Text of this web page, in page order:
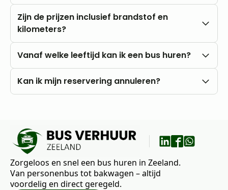
Nee, u rijdt altijd met onbeperkte kilometers.
Zijn de prijzen inclusief brandstof en
kilometers?
Onze prijzen zijn altijd inclusief btw en
eigen rekening.
Vanaf welke leeftijd kan ik een bus huren?
U kunt al vanaf 18 jaar bij ons huren, mits u in het
Kan ik mijn reservering annuleren?
ons te bespreken.
Zorgeloos en snel een bus huren in Zeeland.
Van personenbus tot bakwagen – altijd
voordelig en direct geregeld.